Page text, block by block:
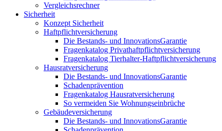
Vergleichsrechner
Sicherheit
Konzept Sicherheit
Haftpflichtversicherung
Die Bestands- und InnovationsGarantie
Fragenkatalog Privathaftpflichtversicherung
Fragenkatalog Tierhalter-Haftpflichtversicherung
Hausratversicherung
Die Bestands- und InnovationsGarantie
Schadenprävention
Fragenkatalog Hausratversicherung
So vermeiden Sie Wohnungseinbrüche
Gebäudeversicherung
Die Bestands- und InnovationsGarantie